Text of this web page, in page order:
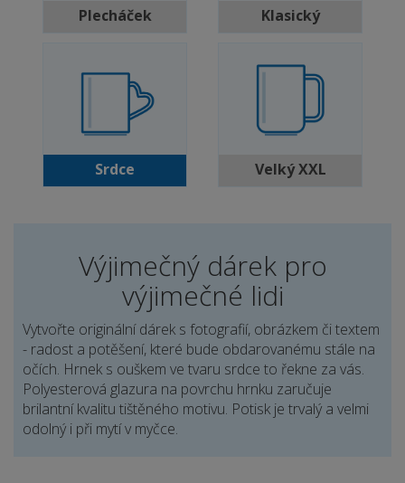
Plecháček Klasický
Srdce Velký XXL
Výjimečný dárek pro
výjimečné lidi
Vytvořte originální dárek s fotografií, obrázkem či textem
- radost a potěšení, které bude obdarovanému stále na
očích. Hrnek s ouškem ve tvaru srdce to řekne za vás.
Polyesterová glazura na povrchu hrnku zaručuje
brilantní kvalitu tištěného motivu. Potisk je trvalý a velmi
odolný i při mytí v myčce.